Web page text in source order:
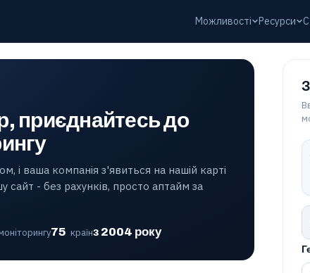
Можливості Ресурси
приєднайтесь до
і ваша компанія з'явиться на нашій карті
сайт - без рахунків, просто аптайм за
75 країнз 2004 року